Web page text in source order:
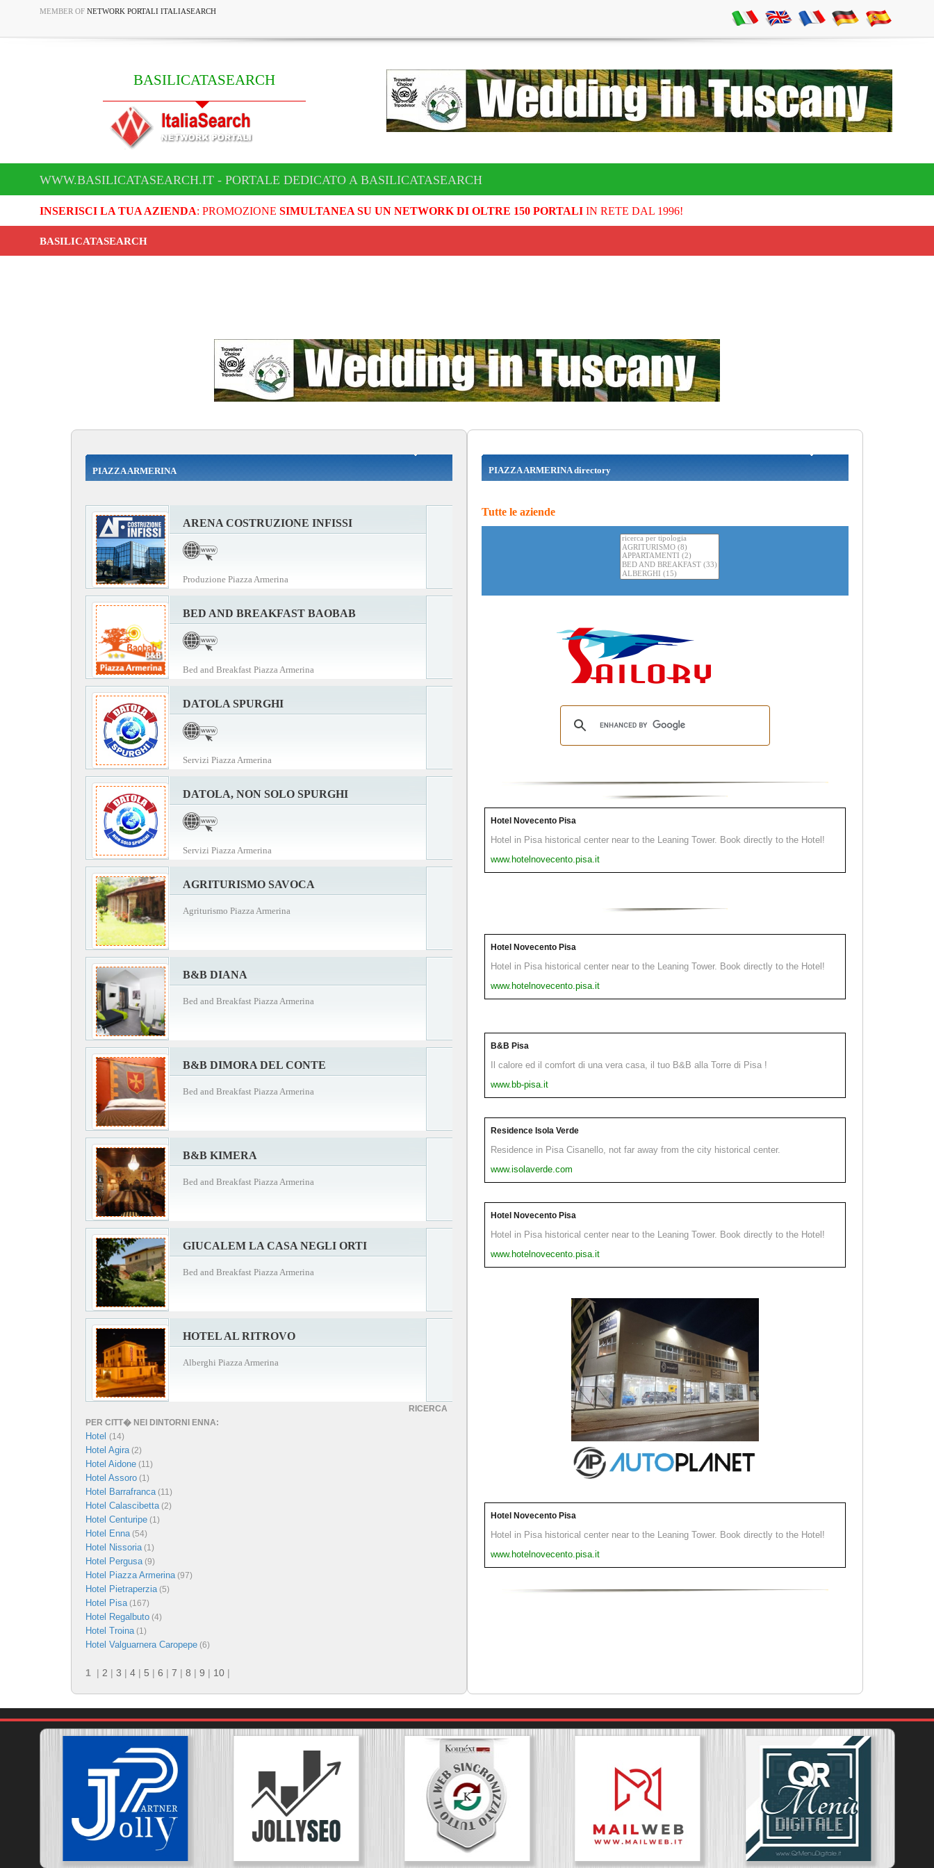
MEMBER OF NETWORK PORTALI ITALIASEARCH
BASILICATASEARCH
WWW.BASILICATASEARCH.IT - PORTALE DEDICATO A BASILICATASEARCH
INSERISCI LA TUA AZIENDA: PROMOZIONE SIMULTANEA SU UN NETWORK DI OLTRE 150 PORTALIIN RETE DAL 1996!
BASILICATASEARCH
PIAZZA ARMERINA
ARENA COSTRUZIONE INFISSI
Produzione Piazza Armerina
BED AND BREAKFAST BAOBAB
Bed and Breakfast Piazza Armerina
DATOLA SPURGHI
Servizi Piazza Armerina
DATOLA, NON SOLO SPURGHI
Servizi Piazza Armerina
AGRITURISMO SAVOCA
Agriturismo Piazza Armerina
B&B DIANA
Bed and Breakfast Piazza Armerina
B&B DIMORA DEL CONTE
Bed and Breakfast Piazza Armerina
B&B KIMERA
Bed and Breakfast Piazza Armerina
GIUCALEM LA CASA NEGLI ORTI
Bed and Breakfast Piazza Armerina
HOTEL AL RITROVO
Alberghi Piazza Armerina
RICERCA
PER CITT� NEI DINTORNI ENNA:
Hotel (14)
Hotel Agira(2)
Hotel Aidone (11)
Hotel Assoro (1)
Hotel Barrafranca(11)
Hotel Calascibetta(2)
Hotel Centuripe (1)
Hotel Enna(54)
Hotel Nissoria(1)
Hotel Pergusa(9)
Hotel Piazza Armerina(97)
Hotel Pietraperzia(5)
Hotel Pisa(167)
Hotel Regalbuto (4)
Hotel Troina(1)
Hotel Valguarnera Caropepe (6)
1 | 2 | 3 | 4 | 5 | 6 | 7 | 8 | 9 | 10 |
PIAZZA ARMERINA directory
Tutte le aziende
Hotel Novecento Pisa
Hotel in Pisa historical center near to the Leaning Tower. Book directly to the Hotel!
www.hotelnovecento.pisa.it
Hotel Novecento Pisa
Hotel in Pisa historical center near to the Leaning Tower. Book directly to the Hotel!
www.hotelnovecento.pisa.it
B&B Pisa
Il calore ed il comfort di una vera casa, il tuo B&B alla Torre di Pisa !
www.bb-pisa.it
Residence Isola Verde
Residence in Pisa Cisanello, not far away from the city historical center.
www.isolaverde.com
Hotel Novecento Pisa
Hotel in Pisa historical center near to the Leaning Tower. Book directly to the Hotel!
www.hotelnovecento.pisa.it
Hotel Novecento Pisa
Hotel in Pisa historical center near to the Leaning Tower. Book directly to the Hotel!
www.hotelnovecento.pisa.it